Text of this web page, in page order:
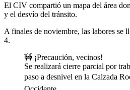
El CIV compartió un mapa del área
y el desvío del tránsito.
A finales de noviembre, las labores se
4.
🚧 ¡Precaución, vecinos!
Se realizará cierre parcial por
paso a desnivel en la Calzada